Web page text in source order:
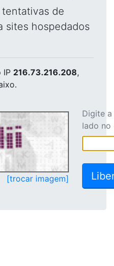
de
sites hospedados
IP 216.73.216.208,
[trocar imagem]
Digite
lado no